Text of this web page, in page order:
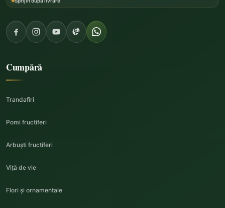
Cumpără
Trandafiri
Pomi fructiferi
Arbuști fructiferi
Viță de vie
Flori și ornamentale